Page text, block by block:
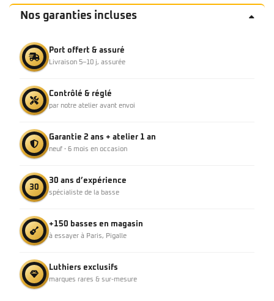
Nos garanties incluses
Port offert & assuré
Livraison 5–10 j, assurée
Contrôlé & réglé
par notre atelier avant envoi
Garantie 2 ans + atelier 1 an
neuf · 6 mois en occasion
30
30 ans d’expérience
spécialiste de la basse
+150 basses en magasin
à essayer à Paris, Pigalle
Luthiers exclusifs
marques rares & sur-mesure